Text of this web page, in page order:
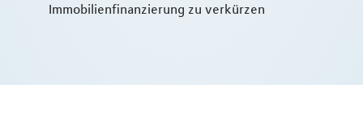
Immobilienfinanzierung zu verkürzen